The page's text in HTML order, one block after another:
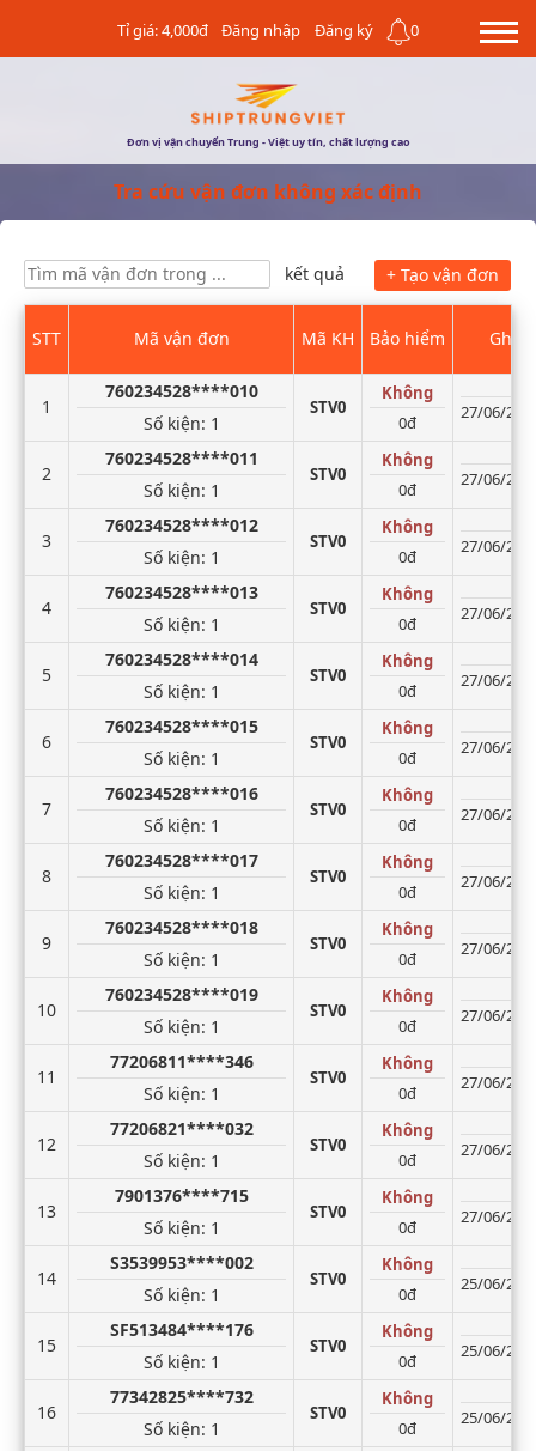
Tỉ giá: 4,000đ Đăng nhập Đăng ký 0
Đơn vị vận chuyển Trung - Việt uy tín, chất lượng cao
Tra cứu vận đơn không xác định
kết quả + Tạo vận đơn
STT Mã vận đơn Mã KH Bảo hiểm Ghi
1
760234528****010
Số kiện: 1
STV0
Không
0đ
27/06/
2
760234528****011
Số kiện: 1
STV0
Không
0đ
27/06/
3
760234528****012
Số kiện: 1
STV0
Không
0đ
27/06/
4
760234528****013
Số kiện: 1
STV0
Không
0đ
27/06/
5
760234528****014
Số kiện: 1
STV0
Không
0đ
27/06/
6
760234528****015
Số kiện: 1
STV0
Không
0đ
27/06/
7
760234528****016
Số kiện: 1
STV0
Không
0đ
27/06/
8
760234528****017
Số kiện: 1
STV0
Không
0đ
27/06/
9
760234528****018
Số kiện: 1
STV0
Không
0đ
27/06/
10
760234528****019
Số kiện: 1
STV0
Không
0đ
27/06/
11
77206811****346
Số kiện: 1
STV0
Không
0đ
27/06/
12
77206821****032
Số kiện: 1
STV0
Không
0đ
27/06/
13
7901376****715
Số kiện: 1
STV0
Không
0đ
27/06/
14
S3539953****002
Số kiện: 1
STV0
Không
0đ
25/06/
15
SF513484****176
Số kiện: 1
STV0
Không
0đ
25/06/
16
77342825****732
Số kiện: 1
STV0
Không
0đ
25/06/